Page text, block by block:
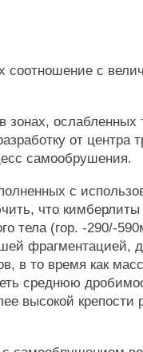
соотношение с
зонах, ослабленных
от центра
самообрушения.
с
что кимберлиты
тела (гор. -290/-
фрагментацией,
в то время как
среднюю
высокой